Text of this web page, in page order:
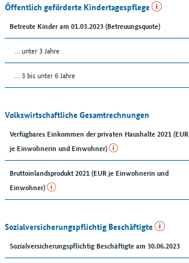
Öffentlich geförderte Kindertagespflege
Betreute Kinder am 01.03.2023 (Betreuungsquote)
… unter 3 Jahre
… 3 bis unter 6 Jahre
Volkswirtschaftliche Gesamtrechnungen
Verfügbares Einkommen der privaten Haushalte 2021 (EUR
je Einwohnerin und Einwohner)
Bruttoinlandsprodukt 2021 (EUR je Einwohnerin und
Einwohner)
Sozialversicherungspflichtig Beschäftigte
Sozialversicherungspflichtig Beschäftigte am 30.06.2023